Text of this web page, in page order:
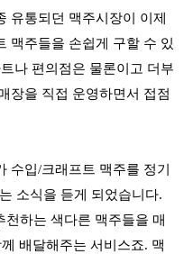
유통되던 맥주시장이 이제
맥주들을 손쉽게 구할 수 있
나 편의점은 물론이고 더부
장을 직접 운영하면서 접점
수입/크래프트 맥주를 정기
소식을 듣게 되었습니다.
천하는 색다른 맥주들을 매
배달해주는 서비스죠. 맥